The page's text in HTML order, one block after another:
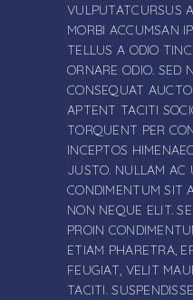
VULPUTATCURSUS
MORBI ACCUMSAN
TELLUS A ODIO
ORNARE ODIO. SED
CONSEQUAT
APTENT TACITI
TORQUENT PER
INCEPTOS
JUSTO. NULLAM AC
CONDIMENTUM SIT
NON NEQUE ELIT.
PROIN
ETIAM PHARETRA,
FEUGIAT, VELIT
TACITI.